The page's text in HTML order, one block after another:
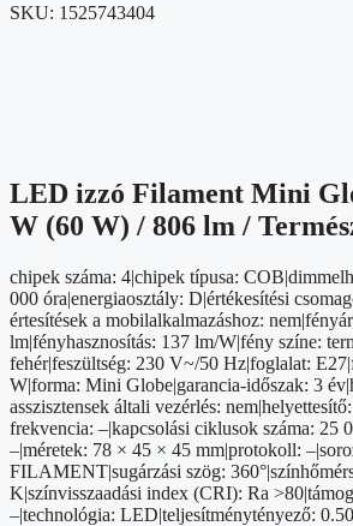
SKU: 1525743404
LED izzó Filament Mini
W (60 W) / 806 lm /
chipek száma: 4|chipek típusa:
000 óra|energiaosztály: D|értékesítési
értesítések a mobilalkalmazáshoz:
lm|fényhasznosítás: 137 lm/W|fény színe:
fehér|feszültség: 230 V~/50 Hz|foglalat:
W|forma: Mini Globe|garancia-időszak: 3
asszisztensek általi vezérlés:
frekvencia: –|kapcsolási ciklusok száma: 25
–|méretek: 78 × 45 × 45 mm|protokoll:
FILAMENT|sugárzási szög:
K|színvisszaadási index (CRI): Ra
–|technológia: LED|teljesítménytényező: 0.50